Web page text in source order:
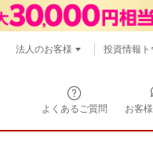
よくあるご質問 お客
法人のお客様 投資情報ト